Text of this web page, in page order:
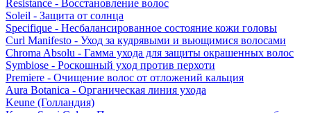
Resistance - Восстановление волос
Soleil - Защита от солнца
Specifique - Несбалансированное состояние кожи головы
Curl Manifesto - Уход за кудрявыми и вьющимися волосами
Chroma Absolu - Гамма ухода для защиты окрашенных волос
Symbiose - Роскошный уход против перхоти
Premiere - Очищение волос от отложений кальция
Aura Botanica - Органическая линия ухода
Keune (Голландия)